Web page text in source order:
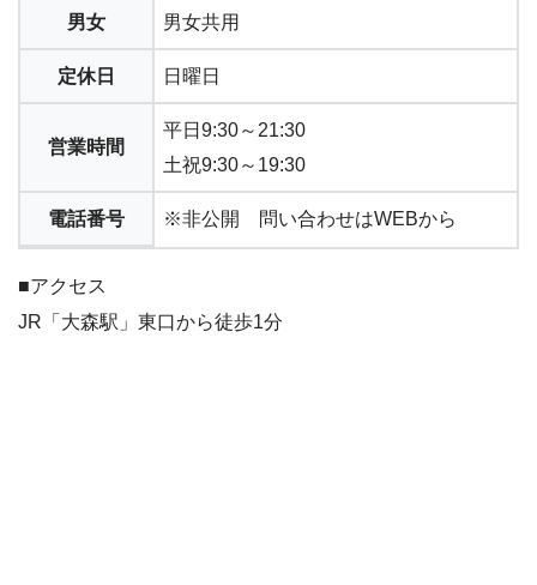
男女 男女共用
定休日 日曜日
営業時間
平日9:30～21:30
土祝9:30～19:30
電話番号 ※非公開 問い合わせはWEBから
■アクセス
JR「大森駅」東口から徒歩1分